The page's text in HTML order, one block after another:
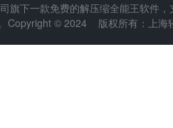
旗下一款免费的解压缩全能王软件
Copyright © 2024 版权所有：上